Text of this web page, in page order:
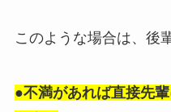
このような場合は、後
●不満があれば直接先